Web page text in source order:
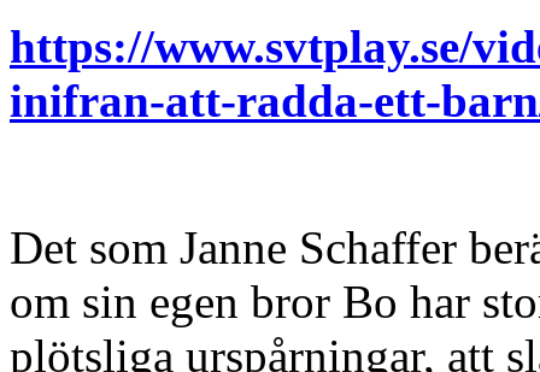
https://www.svtplay.se/
inifran-att-radda-ett-
Det som Janne Schaffer
om sin egen bror Bo har
plötsliga urspårningar, att